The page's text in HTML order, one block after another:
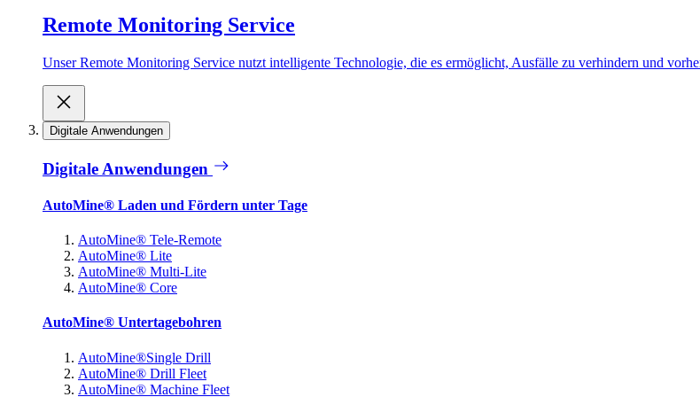
Remote Monitoring Service
Unser Remote Monitoring Service nutzt intelligente Technologie, die es ermöglicht, Ausfälle zu verhindern und
Digitale Anwendungen
Digitale Anwendungen
AutoMine® Laden und Fördern unter Tage
AutoMine® Tele-Remote
AutoMine® Lite
AutoMine® Multi-Lite
AutoMine® Core
AutoMine® Untertagebohren
AutoMine®Single Drill
AutoMine® Drill Fleet
AutoMine® Machine Fleet